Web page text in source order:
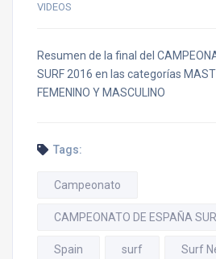
VIDEOS
Resumen de la final del
SURF 2016 en las categorías
FEMENINO Y MASCULINO
Tags:
Campeonato
CAMPEONATO DE ESPAÑA
Spain surf Surf